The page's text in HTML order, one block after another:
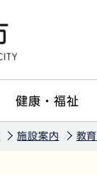
健康・福祉
施設案内 教育